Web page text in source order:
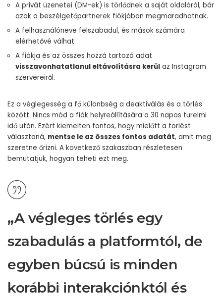
A privát üzenetei (DM-ek) is törlődnek a saját oldaláról, bár
azok a beszélgetőpartnerek fiókjában megmaradhatnak.
A felhasználóneve felszabadul, és mások számára
elérhetővé válhat.
A fiókja és az összes hozzá tartozó adat
visszavonhatatlanul eltávolításra kerül az Instagram
szervereiről.
Ez a véglegesség a fő különbség a deaktiválás és a törlés
között. Nincs mód a fiók helyreállítására a 30 napos türelmi
idő után. Ezért kiemelten fontos, hogy mielőtt a törlést
választaná, mentse le az összes fontos adatát, amit meg
szeretne őrizni. A következő szakaszban részletesen
bemutatjuk, hogyan teheti ezt meg.
„A végleges törlés egy
szabadulás a platformtól, de
egyben búcsú is minden
korábbi interakciónktól és